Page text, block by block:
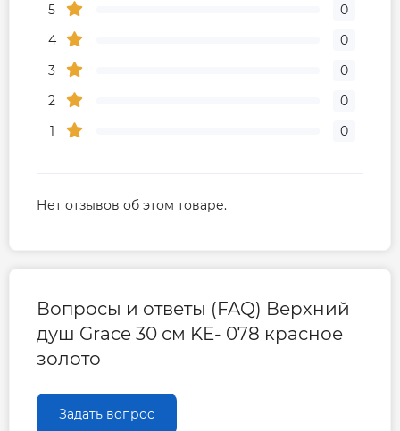
5
0
4
0
3
0
2
0
1
0
Нет отзывов об этом товаре.
Вопросы и ответы (FAQ) Верхний
душ Grace 30 см KE- 078 красное
золото
Задать вопрос